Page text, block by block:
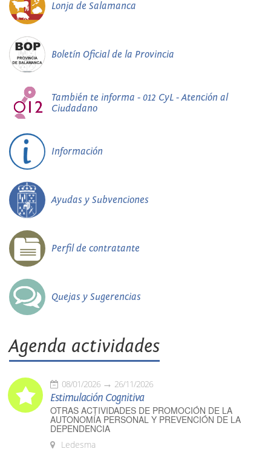
Lonja de Salamanca
Boletín Oficial de la Provincia
También te informa - 012 CyL - Atención al
Ciudadano
Información
Ayudas y Subvenciones
Perfil de contratante
Quejas y Sugerencias
Agenda actividades
08/01/2026 26/11/2026
Estimulación Cognitiva
OTRAS ACTIVIDADES DE PROMOCIÓN DE LA
AUTONOMÍA PERSONAL Y PREVENCIÓN DE LA
DEPENDENCIA
Ledesma